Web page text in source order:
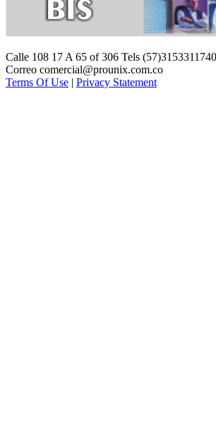
Calle 108 17 A 65 of 306 Tels
Correo comercial@prounix.com.co
Terms Of Use | Privacy Statement